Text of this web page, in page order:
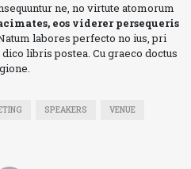
ne, no virtute atomorum
eos viderer persequeris
labores perfecto no ius, pri
libris postea. Cu graeco doctus
SPEAKERS VENUE